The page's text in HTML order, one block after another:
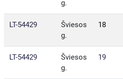
g.
LT-54429
Šviesos
g.
18
LT-54429
Šviesos
g.
19